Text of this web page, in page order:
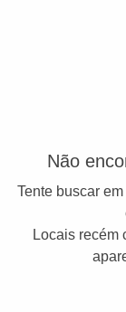
Não
Tente buscar
Locais recém